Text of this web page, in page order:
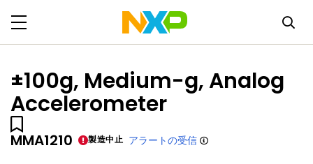
±100g, Medium-g, Analog
Accelerometer
MMA1210 製造中止 アラートの受信